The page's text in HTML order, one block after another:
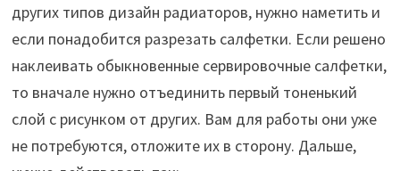
других типов дизайн радиаторов, нужно наметить и
если понадобится разрезать салфетки. Если решено
наклеивать обыкновенные сервировочные салфетки,
то вначале нужно отъединить первый тоненький
слой с рисунком от других. Вам для работы они уже
не потребуются, отложите их в сторону. Дальше,